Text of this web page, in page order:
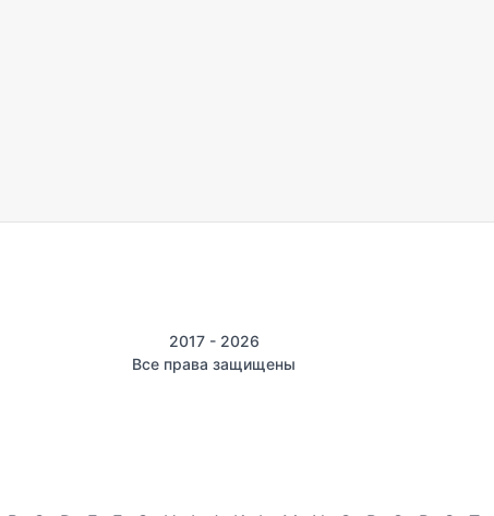
2017 - 2026
Все права защищены